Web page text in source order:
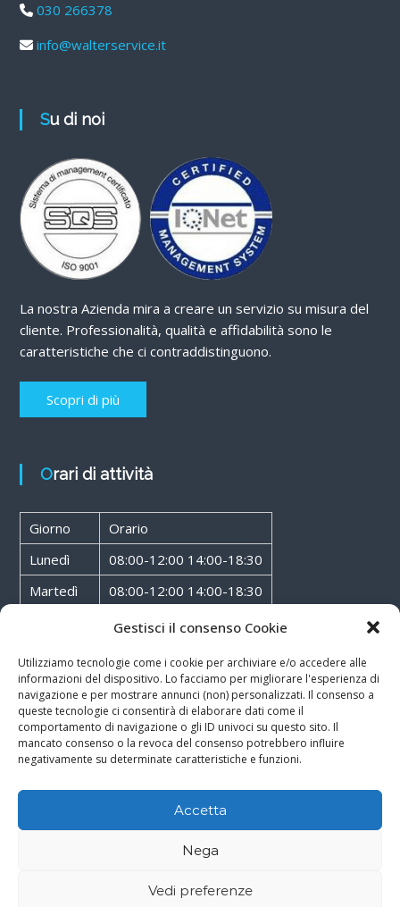
Gestisci il consenso Cookie
Utilizziamo tecnologie come i cookie per archiviare e/o accedere alle
informazioni del dispositivo. Lo facciamo per migliorare l'esperienza di
navigazione e per mostrare annunci (non) personalizzati. Il consenso a
queste tecnologie ci consentirà di elaborare dati come il
comportamento di navigazione o gli ID univoci su questo sito. Il
mancato consenso o la revoca del consenso potrebbero influire
negativamente su determinate caratteristiche e funzioni.
Accetta
Nega
Vedi preferenze
030 266378
info@walterservice.it
Su di noi
La nostra Azienda mira a creare un servizio su misura del
cliente. Professionalità, qualità e affidabilità sono le
caratteristiche che ci contraddistinguono.
Scopri di più
Orari di attività
Giorno
Orario
Lunedì
08:00-12:00 14:00-18:30
Martedì
08:00-12:00 14:00-18:30
08:00-12:00 14:00-18:30
Venerdì
08:00-12:00 14:00-18:30
Sabato
08:00-12:00
Rossoxweb